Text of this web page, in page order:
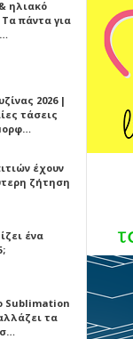
ηλιακό
πάντα για
2026 |
τάσεις
έχουν
ζήτηση
ένα
Sublimation
τα